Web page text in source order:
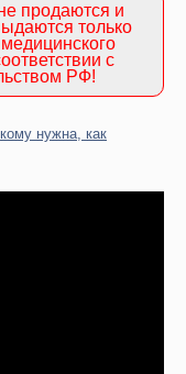
продаются и
только
с
РФ!
нужна, как